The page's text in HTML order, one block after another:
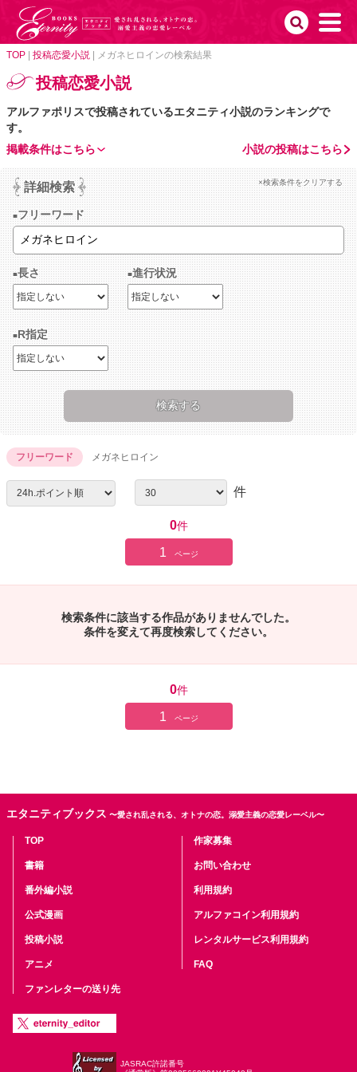
TOP 投稿恋愛小説 メガネヒロインの検索結果
投稿恋愛小説
アルファポリスで投稿されているエタニティ小説のランキングで
す。
小説の投稿はこちら
掲載条件はこちら
詳細検索 ×検索条件をクリアする
フリーワード
長さ 進行状況
R指定
フリーワード メガネヒロイン
件
0件
1 ページ
検索条件に該当する作品がありませんでした。
条件を変えて再度検索してください。
0件
1 ページ
エタニティブックス 〜愛され乱される、オトナの恋。溺愛主義の恋愛レーベル〜
TOP
書籍
番外編小説
公式漫画
投稿小説
アニメ
ファンレターの送り先
作家募集
お問い合わせ
利用規約
アルファコイン利用規約
レンタルサービス利用規約
FAQ
JASRAC許諾番号